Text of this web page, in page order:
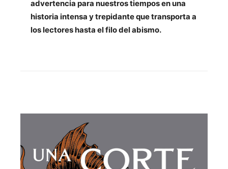
advertencia para nuestros tiempos en una
historia intensa y trepidante que transporta a
los lectores hasta el filo del abismo.